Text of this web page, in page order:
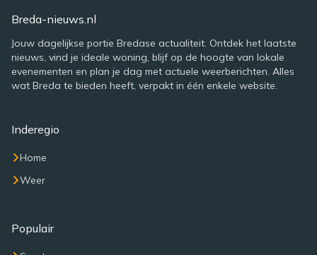
Breda-nieuws.nl
Jouw dagelijkse portie Bredase actualiteit. Ontdek het laatste
nieuws, vind je ideale woning, blijf op de hoogte van lokale
evenementen en plan je dag met actuele weerberichten. Alles
wat Breda te bieden heeft, verpakt in één enkele website.
Inderegio
Home
Weer
Populair